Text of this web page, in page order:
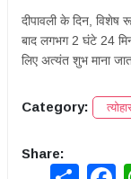
दीपावली के दिन, विशेष
बाद लगभग 2 घंटे 24
लिए अत्यंत शुभ माना
Category:
Share:
Share